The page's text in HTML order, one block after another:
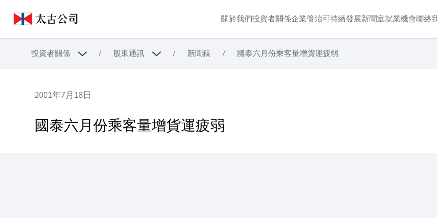
關於我們投資者關係企業管治可持續發展新聞室就業機會聯絡
投資者關係 / 股東通訊 / 新聞稿 / 國泰六月份乘客量增貨運疲弱
2001年7月18日
國泰六月份乘客量增貨運疲弱